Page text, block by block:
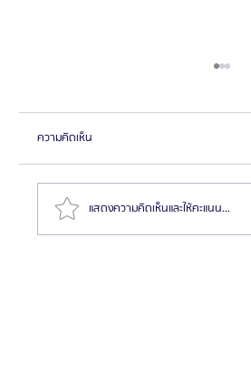
ความคิดเห็น
แสดงความคิดเห็นและให้คะแนน...